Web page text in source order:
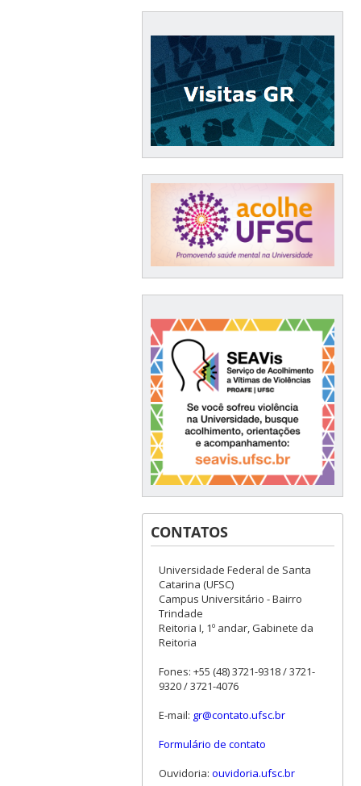
CONTATOS
Universidade Federal de Santa
Catarina (UFSC)
Campus Universitário - Bairro
Trindade
Reitoria I, 1º andar, Gabinete da
Reitoria
Fones: +55 (48) 3721-9318 / 3721-
9320 / 3721-4076
E-mail: gr@contato.ufsc.br
Formulário de contato
Ouvidoria: ouvidoria.ufsc.br